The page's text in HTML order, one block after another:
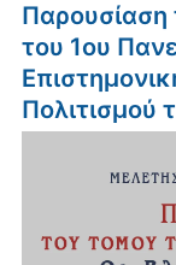
του 1ου